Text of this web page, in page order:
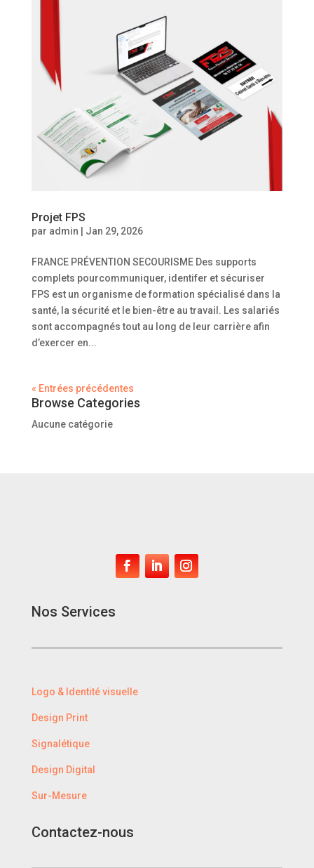
Projet FPS
par admin Jan 29, 2026
FRANCE PRÉVENTION SECOURISME Des supports
complets pourcommuniquer, identifer et sécuriser
FPS est un organisme de formation spécialisé dans la
santé, la sécurité et le bien-être au travail. Les salariés
sont accompagnés tout au long de leur carrière afin
d’exercer en...
« Entrées précédentes
Browse Categories
Aucune catégorie
Nos Services
Logo & Identité visuelle
Design Print
Signalétique
Design Digital
Sur-Mesure
Contactez-nous